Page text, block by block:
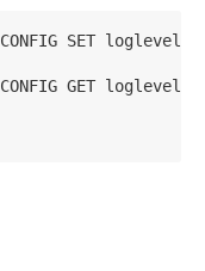
CONFIG SET loglevel
CONFIG GET loglevel